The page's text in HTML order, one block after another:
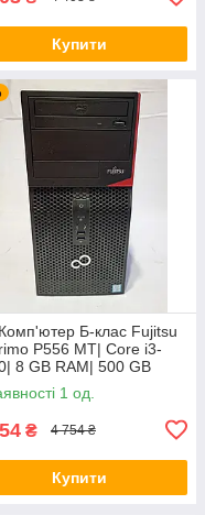
Купити
Б-клас Fujitsu
P556 MT| Core i3-
8 GB RAM| 500 GB
HD 5301 од.
₴ 4 754 ₴
Купити